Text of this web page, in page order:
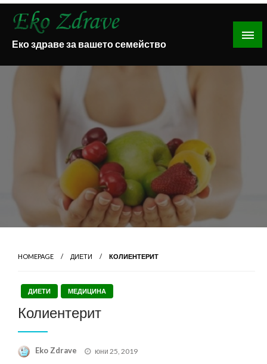
Skip
Еко здраве за вашето семейство
HOMEPAGE ДИЕТИ КОЛИЕНТЕРИТ
ДИЕТИ МЕДИЦИНА
Колиентерит
Eko Zdrave
Posted
юни 25, 2019